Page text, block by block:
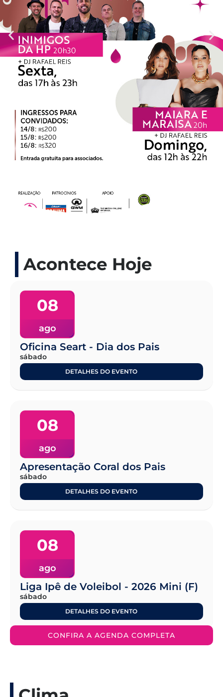
Acontece Hoje
08
ago
Oficina Seart - Dia dos Pais
sábado
DETALHES DO EVENTO
08
ago
Apresentação Coral dos Pais
sábado
DETALHES DO EVENTO
08
ago
Liga Ipê de Voleibol - 2026 Mini (F)
sábado
DETALHES DO EVENTO
CONFIRA A AGENDA COMPLETA